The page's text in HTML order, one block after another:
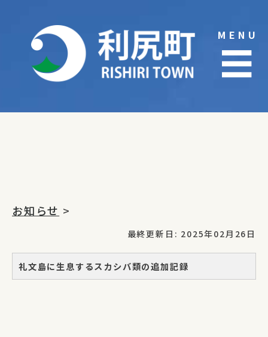
content
MENU
☰
お知らせ >
最終更新日: 2025年02月26日
礼文島に生息するスカシバ類の追加記録